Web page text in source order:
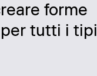
forme
tutti i tipi